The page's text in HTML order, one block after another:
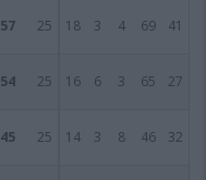
57 25 18 3 4 69 41
54 25 16 6 3 65 27
45 25 14 3 8 46 32